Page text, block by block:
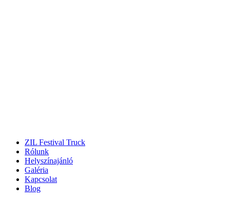
ZIL Festival Truck
Rólunk
Helyszínajánló
Galéria
Kapcsolat
Blog